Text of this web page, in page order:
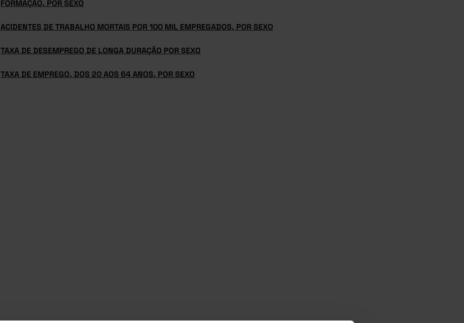
FORMAÇÃO, POR SEXO
ACIDENTES DE TRABALHO MORTAIS POR 100 MIL EMPREGADOS, POR SEXO
TAXA DE DESEMPREGO DE LONGA DURAÇÃO POR SEXO
TAXA DE EMPREGO, DOS 20 AOS 64 ANOS, POR SEXO